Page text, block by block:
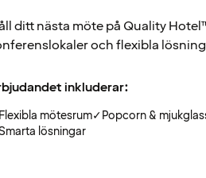
ditt nästa möte på Quality
och flexibla
inkluderar:
Flexibla mötesrum✓Popcorn &
lösningar